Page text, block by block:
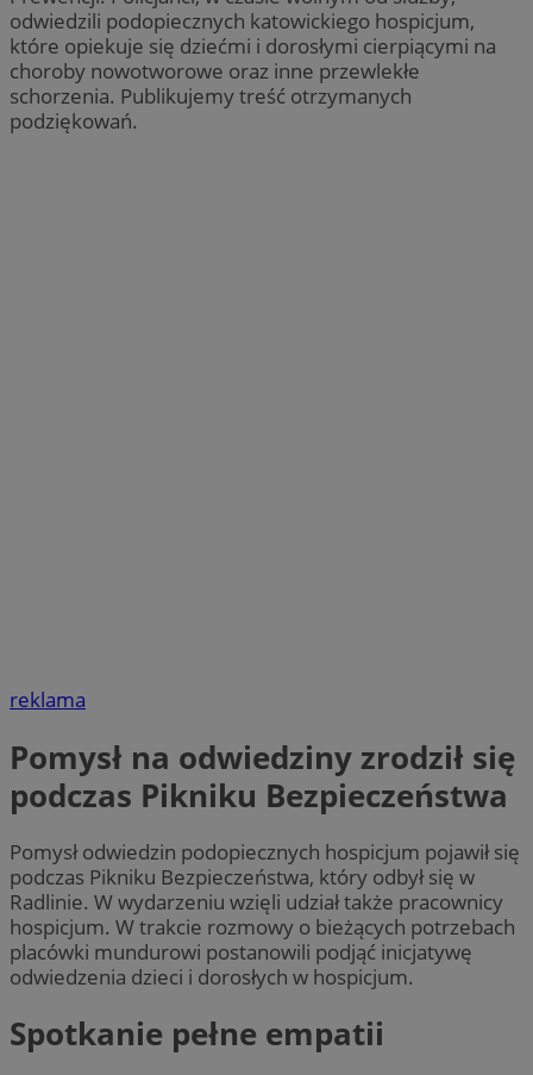
odwiedzili podopiecznych katowickiego hospicjum,
które opiekuje się dziećmi i dorosłymi cierpiącymi na
choroby nowotworowe oraz inne przewlekłe
schorzenia. Publikujemy treść otrzymanych
podziękowań.
reklama
Pomysł na odwiedziny zrodził się
podczas Pikniku Bezpieczeństwa
Pomysł odwiedzin podopiecznych hospicjum pojawił się
podczas Pikniku Bezpieczeństwa, który odbył się w
Radlinie. W wydarzeniu wzięli udział także pracownicy
hospicjum. W trakcie rozmowy o bieżących potrzebach
placówki mundurowi postanowili podjąć inicjatywę
odwiedzenia dzieci i dorosłych w hospicjum.
Spotkanie pełne empatii